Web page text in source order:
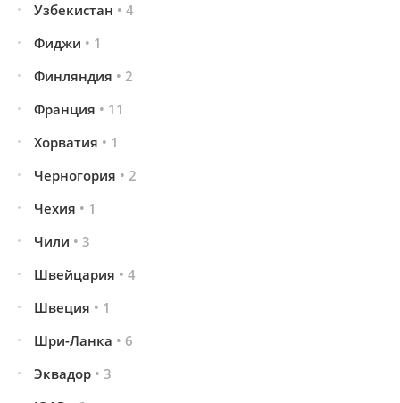
Узбекистан • 4
Фиджи • 1
Финляндия • 2
Франция • 11
Хорватия • 1
Черногория • 2
Чехия • 1
Чили • 3
Швейцария • 4
Швеция • 1
Шри-Ланка • 6
Эквадор • 3